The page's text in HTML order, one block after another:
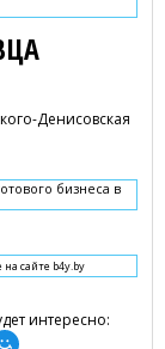
Денисовская
бизнеса в
сайте b4y.by
интересно: